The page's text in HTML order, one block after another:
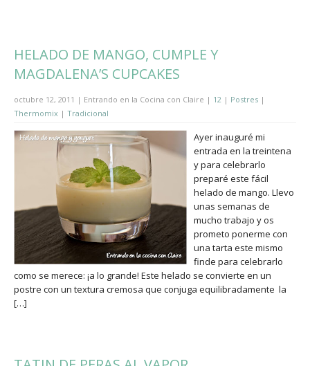
HELADO DE MANGO, CUMPLE Y
MAGDALENA’S CUPCAKES
octubre 12, 2011 | Entrando en la Cocina con Claire | 12 | Postres |
Thermomix | Tradicional
Ayer inauguré mi
entrada en la treintena
y para celebrarlo
preparé este fácil
helado de mango. Llevo
unas semanas de
mucho trabajo y os
prometo ponerme con
una tarta este mismo
finde para celebrarlo
como se merece: ¡a lo grande! Este helado se convierte en un
postre con un textura cremosa que conjuga equilibradamente la
[…]